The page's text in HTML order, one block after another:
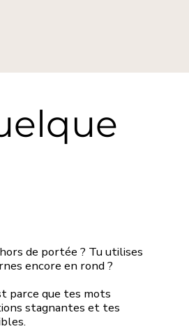
de portée ? Tu utilises
encore en rond ?
parce que tes mots
stagnantes et tes